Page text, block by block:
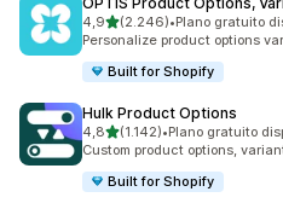
4,9de 5 estrelas
(2.246)
2246 total de avaliações
•Plano gratuito
Personalize product options
Built for Shopify
Hulk Product Options
4,8de 5 estrelas
(1.142)
1142 total de avaliações
•Plano gratuito
Custom product options,
Built for Shopify